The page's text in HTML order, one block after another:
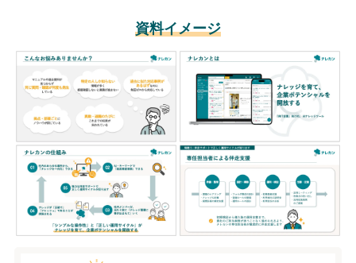
よくある質問
資料ダウンロード
無料トライアル
ログイン
資料イメージ